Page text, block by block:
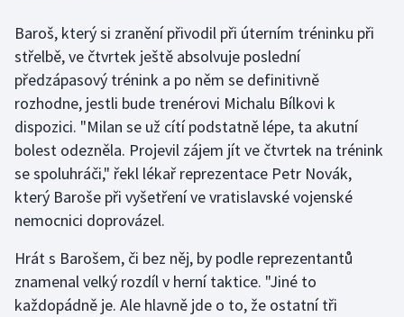
Florbal
Futsal
Gymnastika
Házená
Jezdectví
Judo
Baroš, který si zranění přivodil při úterním tréninku při
střelbě, ve čtvrtek ještě absolvuje poslední
předzápasový trénink a po něm se definitivně
rozhodne, jestli bude trenérovi Michalu Bílkovi k
dispozici. "Milan se už cítí podstatně lépe, ta akutní
bolest odezněla. Projevil zájem jít ve čtvrtek na trénink
se spoluhráči," řekl lékař reprezentace Petr Novák,
který Baroše při vyšetření ve vratislavské vojenské
nemocnici doprovázel.
Hrát s Barošem, či bez něj, by podle reprezentantů
znamenal velký rozdíl v herní taktice. "Jiné to
každopádně je. Ale hlavně jde o to, že ostatní tři